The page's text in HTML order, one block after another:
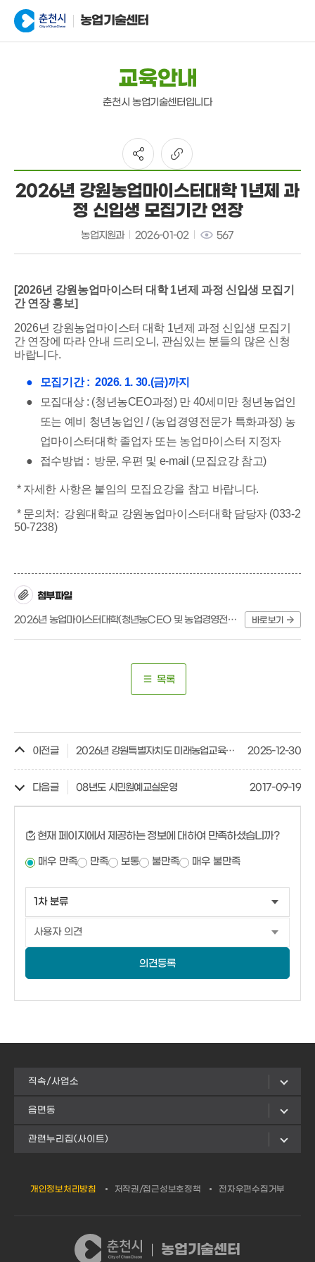
농업기술센터
교육안내
춘천시 농업기술센터입니다
2026년 강원농업마이스터대학 1년제 과
정 신입생 모집기간 연장
농업지원과 2026-01-02 567
[2026년 강원농업마이스터 대학 1년제 과정 신입생 모집기
간 연장 홍보]
2026년 강원농업마이스터 대학 1년제 과정 신입생 모집기
간 연장에 따라 안내 드리오니, 관심있는 분들의 많은 신청
바랍니다.
●
모집기간 : 2026. 1. 30.(금)까지
●
모집대상 : (청년농CEO과정) 만 40세미만 청년농업인
또는 예비 청년농업인 / (농업경영전문가 특화과정) 농
업마이스터대학 졸업자 또는 농업마이스터 지정자
●
접수방법 : 방문, 우편 및 e-mail (모집요강 참고)
* 자세한 사항은 붙임의 모집요강을 참고 바랍니다.
* 문의처: 강원대학교 강원농업마이스터대학 담당자 (033-2
50-7238)
첨부파일
2026년 농업마이스터대학(청년농CEO 및 농업경영전문가 특화 과정) 신입생 모집 요강.hwp
바로보기
목록
이전글 2026년 강원특별자치도 미래농업교육원 교육 과정 안내 2025-12-30
다음글 08년도 시민원예교실운영 2017-09-19
현재 페이지에서 제공하는 정보에 대하여 만족하셨습니까?
매우 만족 만족 보통 불만족 매우 불만족
의견등록
직속/사업소
읍면동
관련누리집(사이트)
개인정보처리방침 저작권/접근성보호정책 전자우편수집거부
농업기술센터